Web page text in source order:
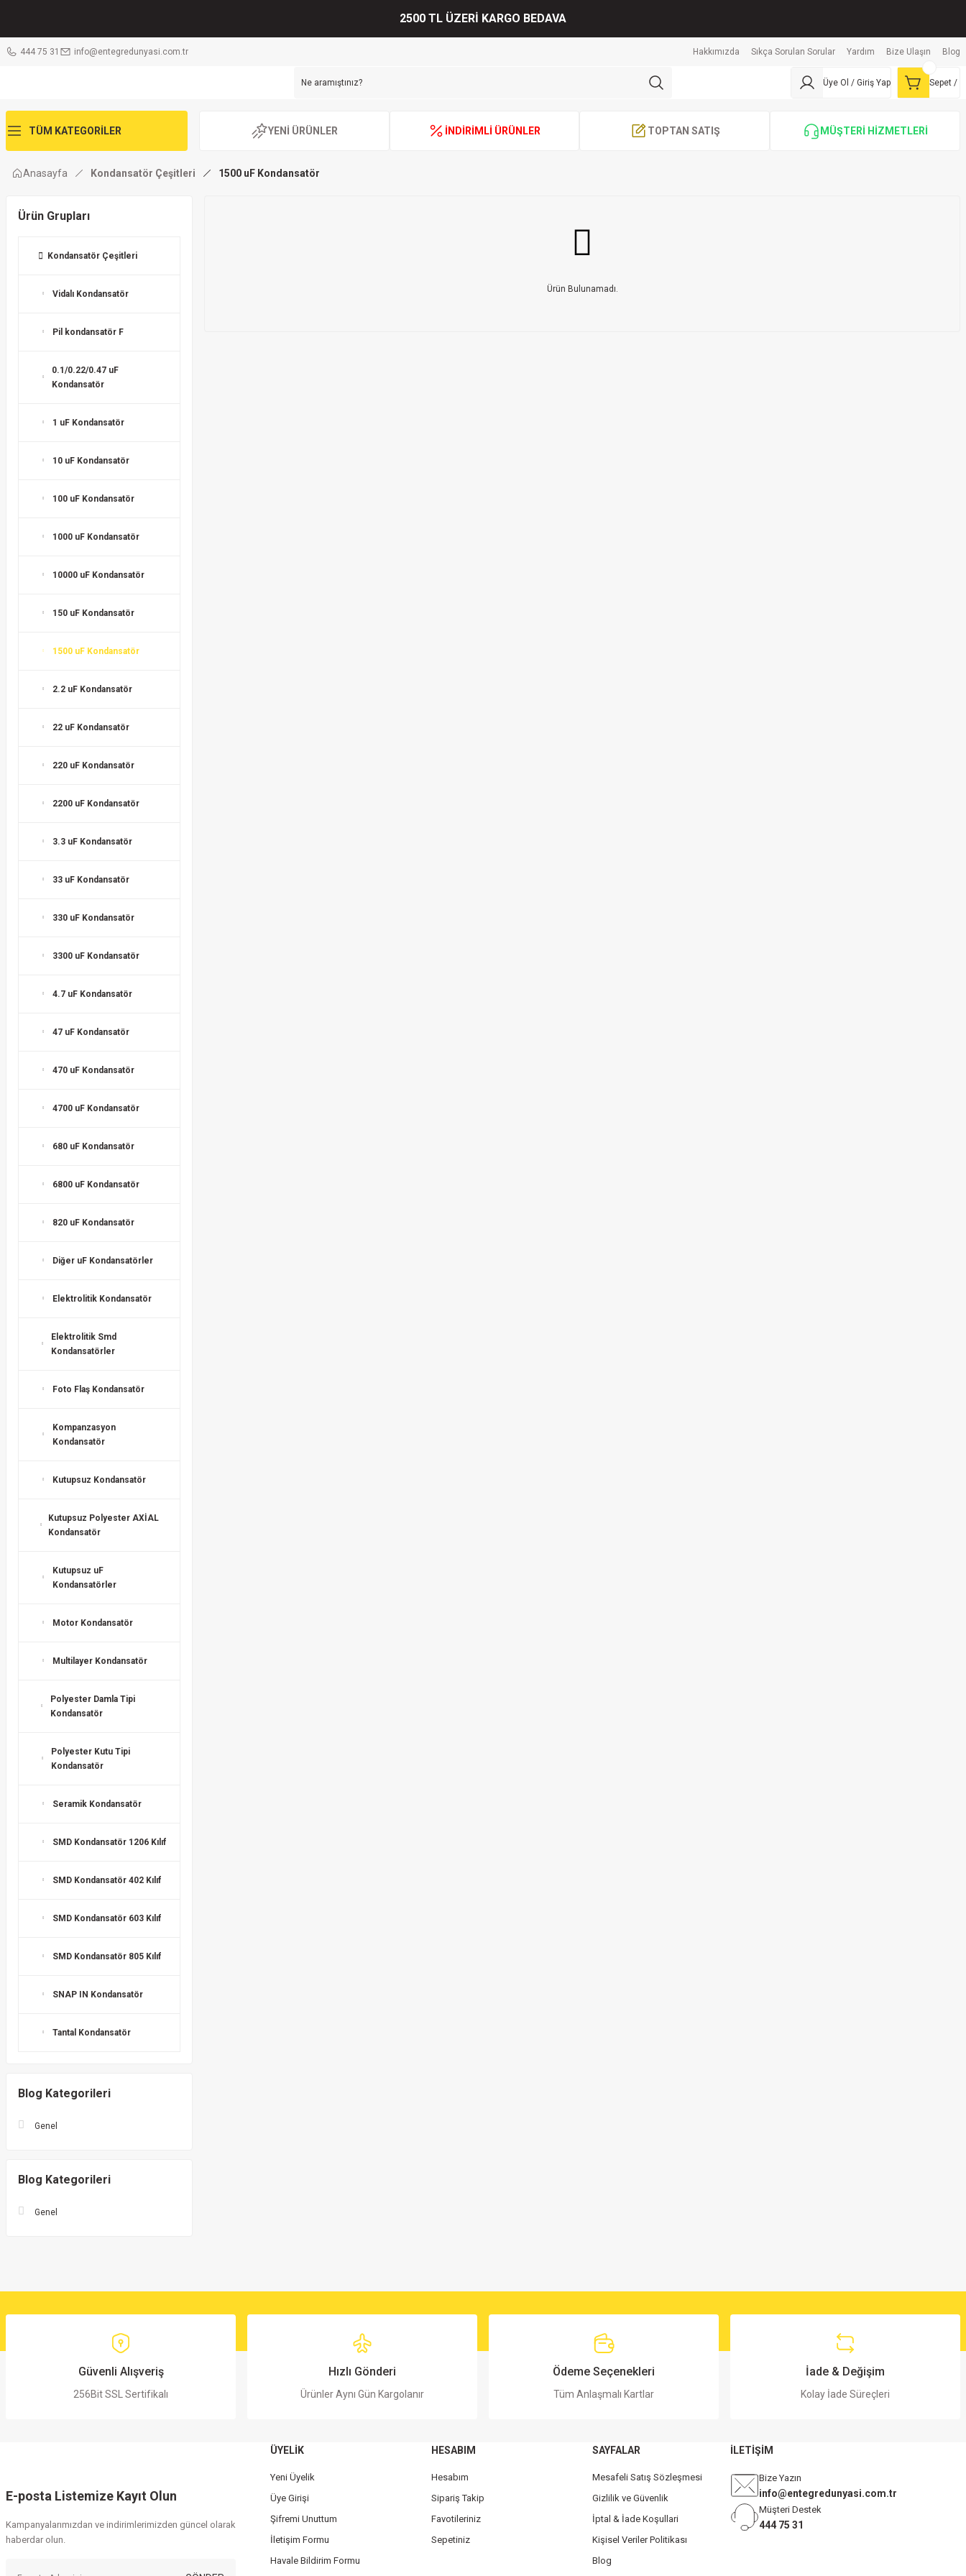
2500 TL ÜZERİ KARGO BEDAVA
444 75 31 info@entegredunyasi.com.tr Hakkımızda Sıkça Sorulan Sorular Yardım Bize Ulaşın Blog
Üye Ol / Giriş Yap Sepet /
TÜM KATEGORİLER YENİ ÜRÜNLER İNDİRİMLİ ÜRÜNLER TOPTAN SATIŞ MÜŞTERİ HİZMETLERİ
Anasayfa Kondansatör Çeşitleri 1500 uF Kondansatör
Ürün Grupları
Kondansatör Çeşitleri
Vidalı Kondansatör
Pil kondansatör F
0.1/0.22/0.47 uF
Kondansatör
1 uF Kondansatör
10 uF Kondansatör
100 uF Kondansatör
1000 uF Kondansatör
10000 uF Kondansatör
150 uF Kondansatör
1500 uF Kondansatör
2.2 uF Kondansatör
22 uF Kondansatör
220 uF Kondansatör
2200 uF Kondansatör
3.3 uF Kondansatör
33 uF Kondansatör
330 uF Kondansatör
3300 uF Kondansatör
4.7 uF Kondansatör
47 uF Kondansatör
470 uF Kondansatör
4700 uF Kondansatör
680 uF Kondansatör
6800 uF Kondansatör
820 uF Kondansatör
Diğer uF Kondansatörler
Elektrolitik Kondansatör
Elektrolitik Smd
Kondansatörler
Foto Flaş Kondansatör
Kompanzasyon
Kondansatör
Kutupsuz Kondansatör
Kutupsuz Polyester AXİAL
Kondansatör
Kutupsuz uF
Kondansatörler
Motor Kondansatör
Multilayer Kondansatör
Polyester Damla Tipi
Kondansatör
Polyester Kutu Tipi
Kondansatör
Seramik Kondansatör
SMD Kondansatör 1206 Kılıf
SMD Kondansatör 402 Kılıf
SMD Kondansatör 603 Kılıf
SMD Kondansatör 805 Kılıf
SNAP IN Kondansatör
Tantal Kondansatör
Blog Kategorileri
Genel
Blog Kategorileri
Genel
Ürün Bulunamadı.
Güvenli Alışveriş
256Bit SSL Sertifikalı
Hızlı Gönderi
Ürünler Aynı Gün Kargolanır
Ödeme Seçenekleri
Tüm Anlaşmalı Kartlar
İade & Değişim
Kolay İade Süreçleri
E-posta Listemize Kayıt Olun
Kampanyalarımızdan ve indirimlerimizden güncel olarak
haberdar olun.
ÜYELİK
Yeni Üyelik
Üye Girişi
Şifremi Unuttum
İletişim Formu
Havale Bildirim Formu
HESABIM
Hesabım
Sipariş Takip
Favotileriniz
Sepetiniz
SAYFALAR
Mesafeli Satış Sözleşmesi
Gizlilik ve Güvenlik
İptal & İade Koşullari
Kişisel Veriler Politikası
Blog
İLETİŞİM
Bize Yazın
info@entegredunyasi.com.tr
Müşteri Destek
444 75 31